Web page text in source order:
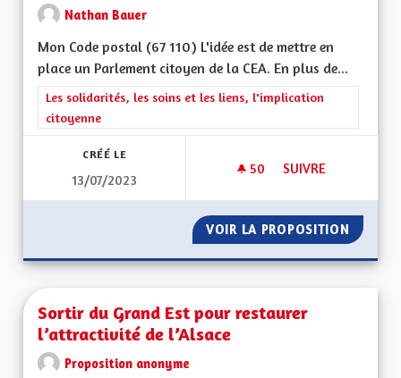
Nathan Bauer
Mon Code postal (67 110) L'idée est de mettre en
place un Parlement citoyen de la CEA. En plus de...
Filtrer les résultats de la catégorie : Les solidarités, les soins
Les solidarités, les soins et les liens, l'implication
citoyenne
CRÉÉ LE
13/07/2023
50 50 ABONNÉS
SUIVRE
VOIR LA PROPOSITION
Sortir du Grand Est pour restaurer
l’attractivité de l’Alsace
Proposition anonyme